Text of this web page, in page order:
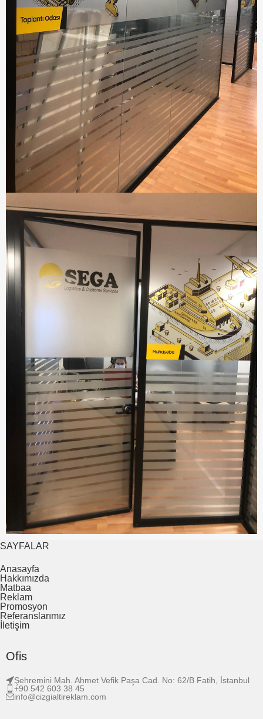
SAYFALAR
Anasayfa
Hakkımızda
Matbaa
Reklam
Promosyon
Referanslarımız
İletişim
Ofis
Şehremini Mah. Ahmet Vefik Paşa Cad. No: 62/B Fatih, İstanbul
+90 542 603 38 45
info@cizgialtireklam.com